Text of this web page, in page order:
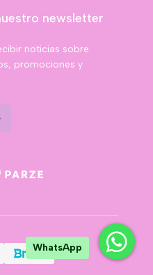
newsletter
noticias sobre
promociones y
WhatsApp